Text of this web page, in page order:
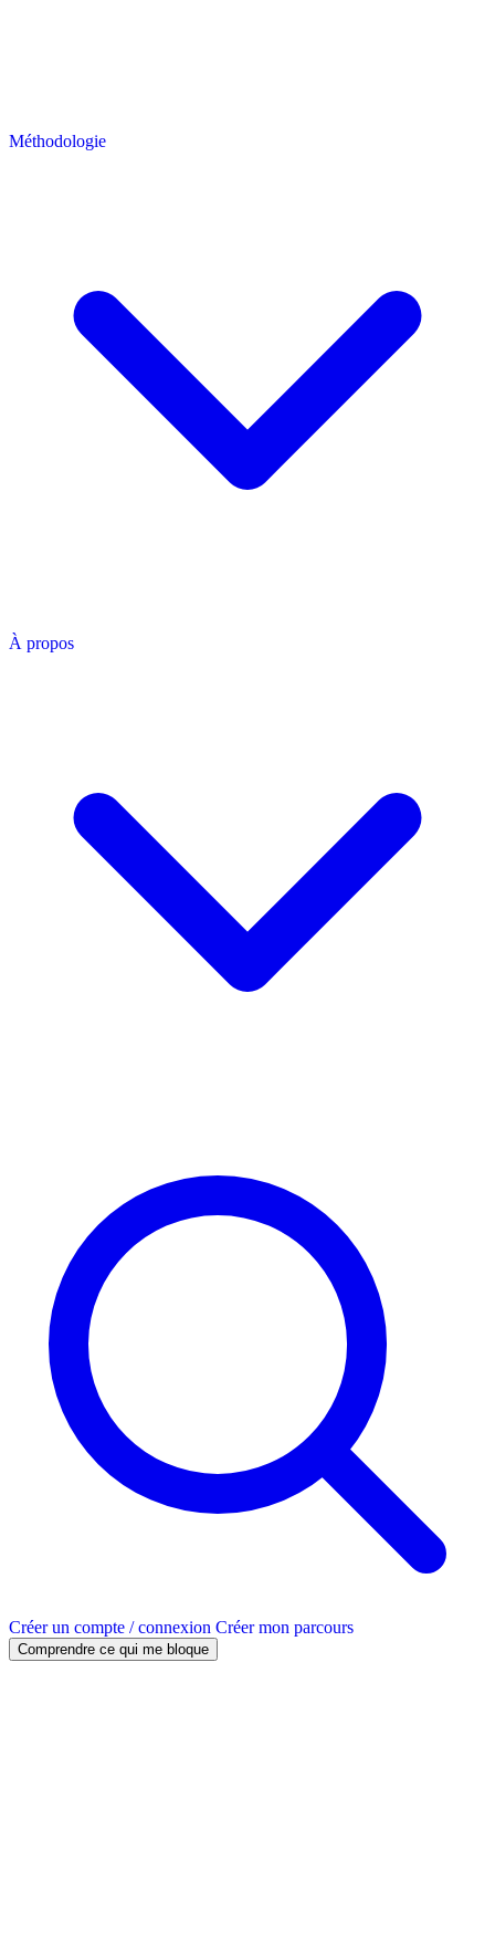
Méthodologie
À propos
Créer un compte / connexion Créer mon parcours
Comprendre ce qui me bloque